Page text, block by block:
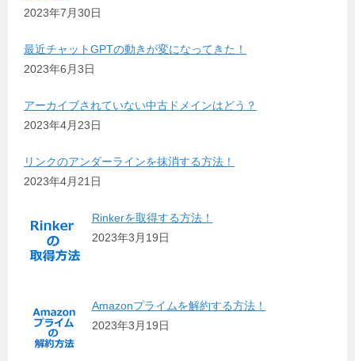
2023年7月30日
最近チャットGPTの動きが変になってきた！
2023年6月3日
アーカイブされていない中古ドメインはどう？
2023年4月23日
リンクのアンダーラインを抹消する方法！
2023年4月21日
Rinkerを取得する方法！
2023年3月19日
Amazonプライムを解約する方法！
2023年3月19日